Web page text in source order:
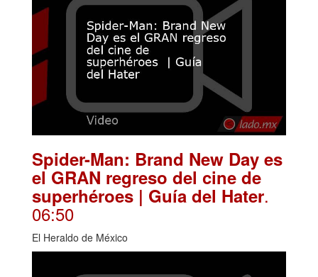
Spider-Man: Brand New Day es
el GRAN regreso del cine de
superhéroes | Guía del Hater.
06:50
El Heraldo de México